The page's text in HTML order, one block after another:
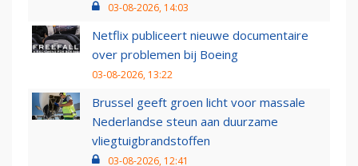
03-08-2026, 14:03
Netflix publiceert nieuwe documentaire
over problemen bij Boeing
03-08-2026, 13:22
Brussel geeft groen licht voor massale
Nederlandse steun aan duurzame
vliegtuigbrandstoffen
03-08-2026, 12:41